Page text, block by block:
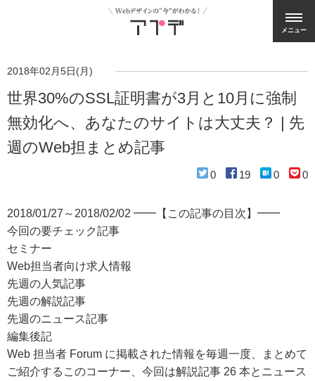
メニュー
2018年02月5日(月)
世界30%のSSL証明書が3月と10月に強制
無効化へ、あなたのサイトは大丈夫？ | 先
週のWeb担まとめ記事
0 19 0 0
2018/01/27～2018/02/02 ━━【この記事の目次】━━
今回の要チェック記事
セミナー
Web担当者向け求人情報
先週の人気記事
先週の解説記事
先週のニュース記事
編集後記
Web 担当者 Forum に掲載された情報を毎週一度、まとめて
ご紹介するこのコーナー、今回は解説記事 26 本とニュース